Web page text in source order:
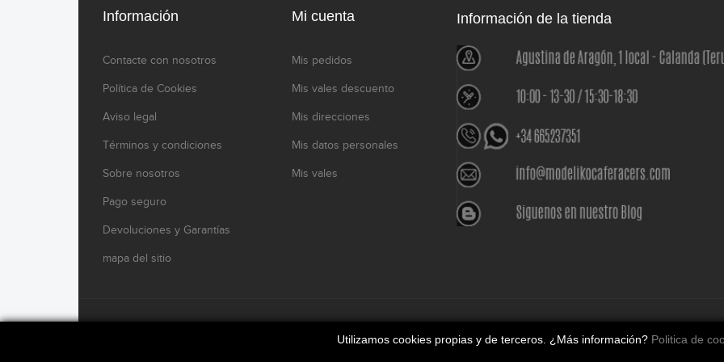
Información
Contacte con nosotros
Política de Cookies
Aviso legal
Términos y condiciones
Sobre nosotros
Pago seguro
Devoluciones y Garantías
mapa del sitio
Mi cuenta
Mis pedidos
Mis vales descuento
Mis direcciones
Mis datos personales
Mis vales
Información de la tienda
Utilizamos cookies propias y de terceros. ¿Más información? Politica de